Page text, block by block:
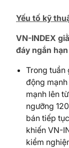
Yếu tố kỹ
VN-INDEX
đáy ngắn
Trong tuần
động
mạnh lên
ngưỡng
bán tiếp
khiến VN-
kiểm